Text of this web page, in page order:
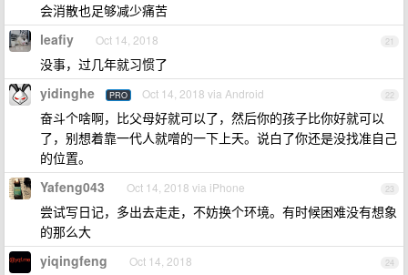
会消散也足够减少痛苦
21
leafiy Oct 14, 2018
没事，过几年就习惯了
22
yidinghe PRO Oct 14, 2018 via Android
奋斗个啥啊，比父母好就可以了，然后你的孩子比你好就可以
了，别想着靠一代人就噌的一下上天。说白了你还是没找准自己
的位置。
23
Yafeng043 Oct 14, 2018 via iPhone
尝试写日记，多出去走走，不妨换个环境。有时候困难没有想象
的那么大
24
yiqingfeng Oct 14, 2018